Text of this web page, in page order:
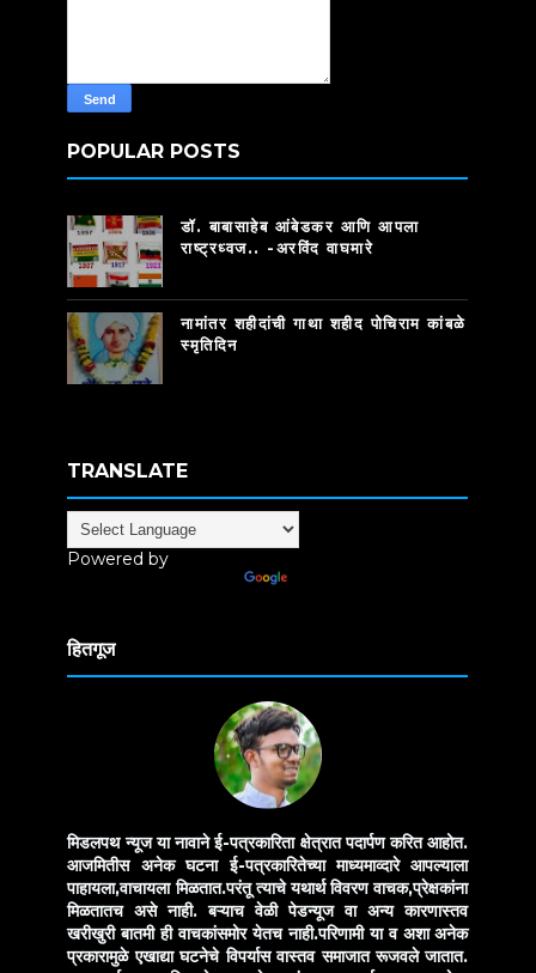
POPULAR POSTS
डॉ. बाबासाहेब आंबेडकर आणि आपला
राष्ट्रध्वज.. -अरविंद वाघमारे
नामांतर शहीदांची गाथा शहीद पोचिराम कांबळे
स्मृतिदिन
TRANSLATE
Powered by
हितगूज
मिडलपथ न्यूज या नावाने ई-पत्रकारिता क्षेत्रात पदार्पण करित आहोत.
आजमितीस अनेक घटना ई-पत्रकारितेच्या माध्यमाव्दारे आपल्याला
पाहायला,वाचायला मिळतात.परंतू त्याचे यथार्थ विवरण वाचक,प्रेक्षकांना
मिळतातच असे नाही. बऱ्याच वेळी पेडन्यूज वा अन्य कारणास्तव
खरीखुरी बातमी ही वाचकांसमोर येतच नाही.परिणामी या व अशा अनेक
प्रकारामुळे एखाद्या घटनेचे विपर्यास वास्तव समाजात रूजवले जातात.